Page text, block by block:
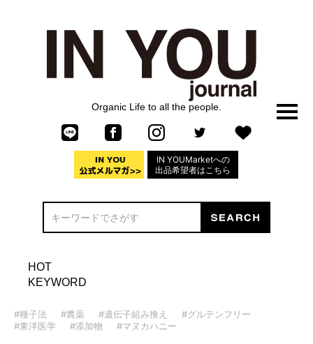
Organic Life to all the people.
IN YOUMarketへの
出品希望者はこちら
HOT
KEYWORD
#種子法 #農薬 #遺伝子組み換え
#グルテンフリー
#東洋医学
#添加物 #マヌカハニー